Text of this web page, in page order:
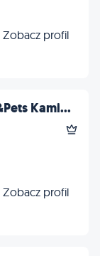
Zobacz profil
Kami...
Zobacz profil